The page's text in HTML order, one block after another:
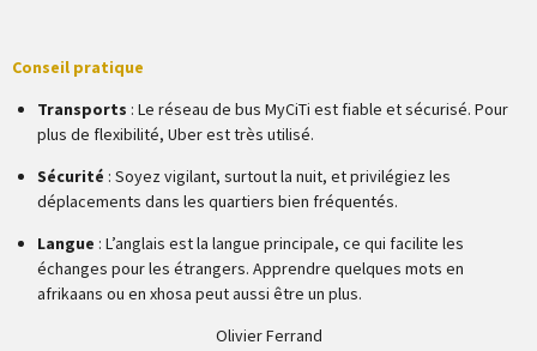
Conseil pratique
Transports : Le réseau de bus MyCiTi est fiable et sécurisé. Pour
plus de flexibilité, Uber est très utilisé.
Sécurité : Soyez vigilant, surtout la nuit, et privilégiez les
déplacements dans les quartiers bien fréquentés.
Langue : L’anglais est la langue principale, ce qui facilite les
échanges pour les étrangers. Apprendre quelques mots en
afrikaans ou en xhosa peut aussi être un plus.
Olivier Ferrand